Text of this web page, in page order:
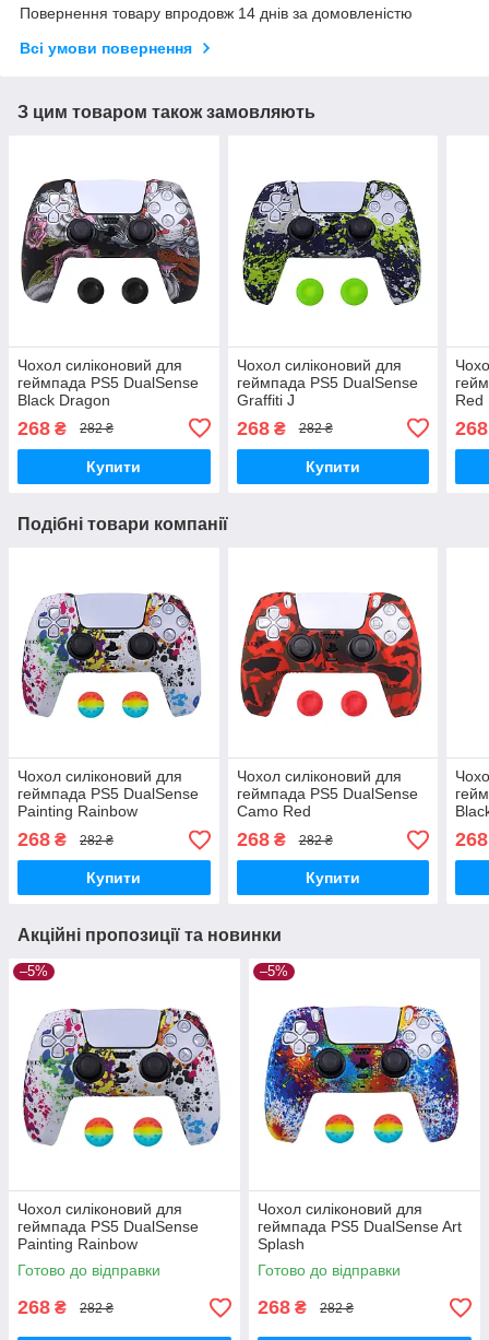
Повернення товару впродовж 14 днів за домовленістю
Всі умови повернення
З цим товаром також замовляють
Чохол силіконовий для
геймпада PS5 DualSense
Black Dragon
268 ₴ 282 ₴
Купити
Чохол силіконовий для
геймпада PS5 DualSense
Graffiti J
268₴ 282 ₴
Купити
Red
268
Подібні товари компанії
Чохол силіконовий для
геймпада PS5 DualSense
Painting Rainbow
268 ₴ 282 ₴
Купити
Чохол силіконовий для
геймпада PS5 DualSense
Camo Red
268₴ 282 ₴
Купити
268
Акційні пропозиції та новинки
–5%
Чохол силіконовий для
геймпада PS5 DualSense
Painting Rainbow
Готово до відправки
268 ₴ 282 ₴
–5%
Чохол силіконовий для
геймпада PS5 DualSense Art
Splash
Готово до відправки
268 ₴ 282 ₴